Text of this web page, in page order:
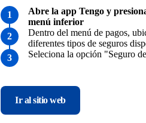
Abre la app Tengo y
menú inferior
Dentro del menú de pagos,
diferentes tipos de seguros
Seleciona la opción "Seguro
Ir al sitio web